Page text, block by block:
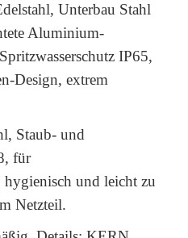
Unterbau Stahl
Aluminium-
IP65,
Design, extrem
Staub- und
für
und leicht zu
Netzteil.